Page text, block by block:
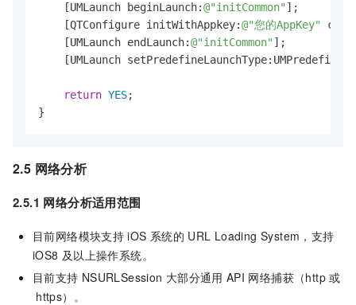
    [UMLaunch beginLaunch:
@"initCommon" ];
    [QTConfigure initWithAppkey:
@"您的AppKey"
    [UMLaunch endLaunch:
@"initCommon" ];
[UMLaunch
return YES;
}
2.5 网络分析
2.5.1 网络分析适用范围
目前网络模块支持 iOS 系统的 URL Loading System，支持
iOS8 及以上操作系统。
目前支持 NSURLSession 大部分通用 API 网络捕获（http 或
https）。